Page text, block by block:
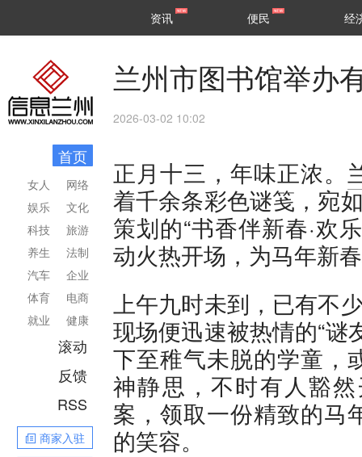
区县
资讯 便民 经
首页
网络
文化
旅游
法制
企业
电商
健康
女人
娱乐
科技
养生
汽车
体育
就业
滚动
反馈
RSS
商家入驻
兰州市图书馆举办
2026-03-02 10:02
正月十三，年味正浓。
着千余条彩色谜笺，宛
策划的“书香伴新春·欢
动火热开场，为马年新
上午九时未到，已有不
现场便迅速被热情的“谜
下至稚气未脱的学童，
神静思，不时有人豁
案，领取一份精致的马
的笑容。